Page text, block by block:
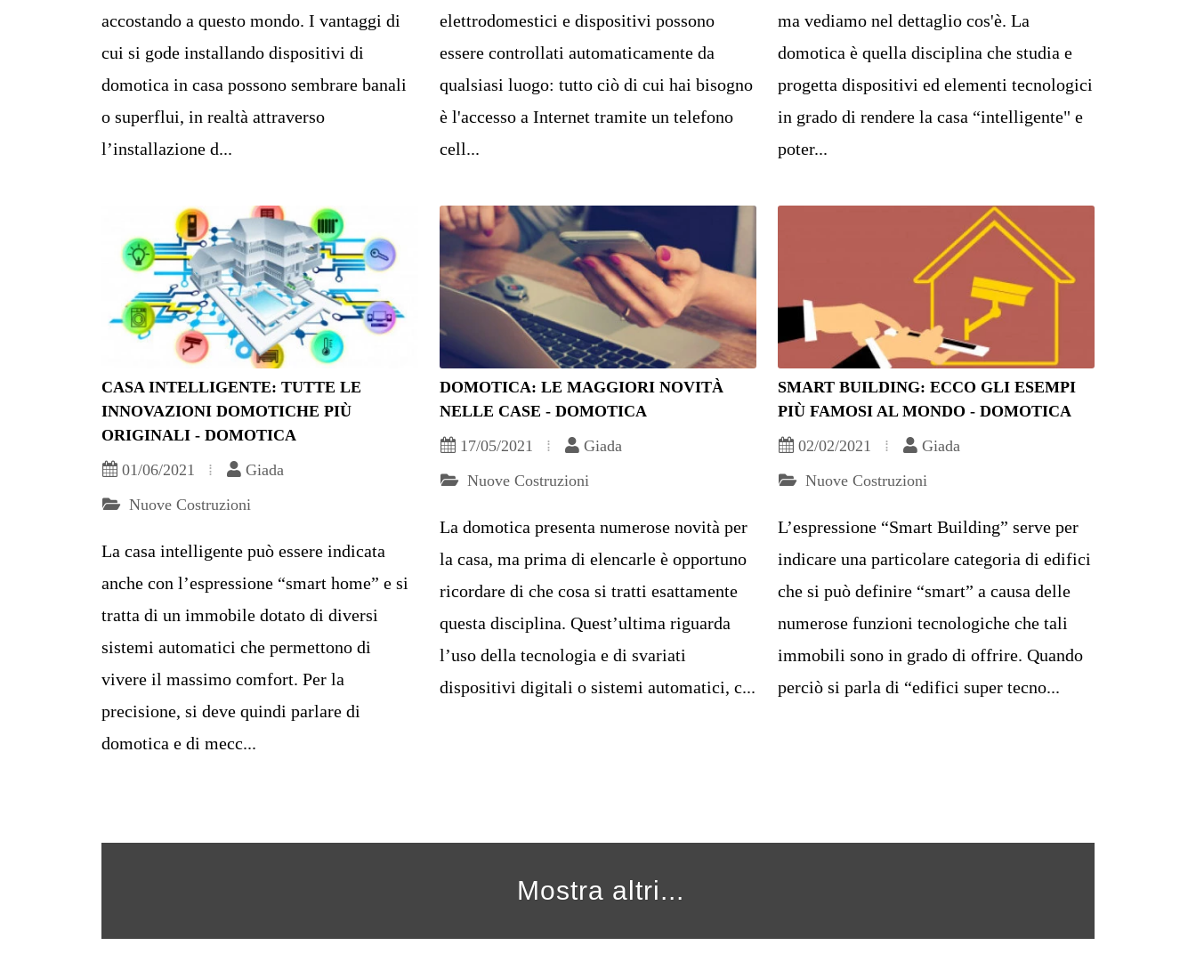
accostando a questo mondo. I vantaggi di
cui si gode installando dispositivi di
domotica in casa possono sembrare banali
o superflui, in realtà attraverso
l’installazione d...
elettrodomestici e dispositivi possono
essere controllati automaticamente da
qualsiasi luogo: tutto ciò di cui hai bisogno
è l'accesso a Internet tramite un telefono
cell...
ma vediamo nel dettaglio cos'è. La
domotica è quella disciplina che studia e
progetta dispositivi ed elementi tecnologici
in grado di rendere la casa “intelligente" e
poter...
CASA INTELLIGENTE: TUTTE LE
INNOVAZIONI DOMOTICHE PIÙ
ORIGINALI - DOMOTICA
01/06/2021
Giada
Nuove Costruzioni
La casa intelligente può essere indicata
anche con l’espressione “smart home” e si
tratta di un immobile dotato di diversi
sistemi automatici che permettono di
vivere il massimo comfort. Per la
precisione, si deve quindi parlare di
domotica e di mecc...
DOMOTICA: LE MAGGIORI NOVITÀ
NELLE CASE - DOMOTICA
17/05/2021
Giada
Nuove Costruzioni
La domotica presenta numerose novità per
la casa, ma prima di elencarle è opportuno
ricordare di che cosa si tratti esattamente
questa disciplina. Quest’ultima riguarda
l’uso della tecnologia e di svariati
dispositivi digitali o sistemi automatici, c...
SMART BUILDING: ECCO GLI ESEMPI
PIÙ FAMOSI AL MONDO - DOMOTICA
02/02/2021
Giada
Nuove Costruzioni
L’espressione “Smart Building” serve per
indicare una particolare categoria di edifici
che si può definire “smart” a causa delle
numerose funzioni tecnologiche che tali
immobili sono in grado di offrire. Quando
perciò si parla di “edifici super tecno...
Mostra altri...